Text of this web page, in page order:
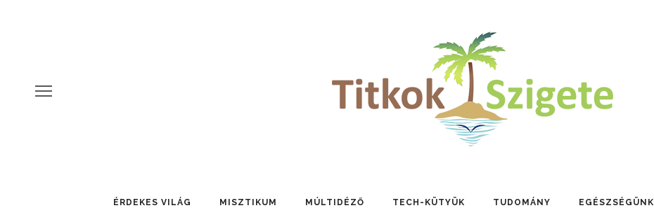
ÉRDEKES VILÁG MISZTIKUM MÚLTIDÉZŐ TECH-KÜTYÜK TUDOMÁNY EGÉSZSÉGÜNK